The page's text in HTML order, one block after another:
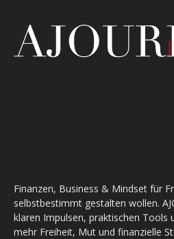
Finanzen, Business & Mindset für
selbstbestimmt gestalten wollen.
klaren Impulsen, praktischen Tools
mehr Freiheit, Mut und finanzielle